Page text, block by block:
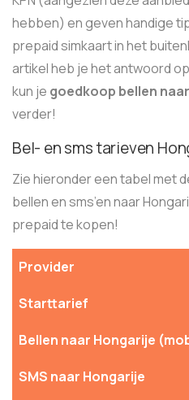
hebben) en geven handige
prepaid simkaart in het
artikel heb je het antwoord
kun je goedkoop bellen
verder!
Bel- en sms tarieven
Zie hieronder een tabel met
bellen en sms’en naar
prepaid te kopen!
Provider
Starttarief
Bellen naar Hongarije
SMS naar Hongarije